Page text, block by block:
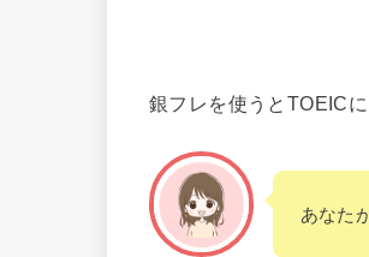
銀フレを使うとTOEIC
あなた